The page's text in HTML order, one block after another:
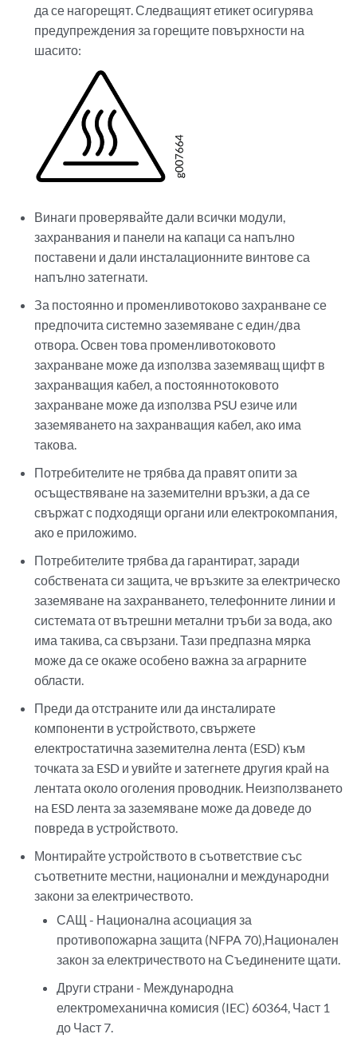
да се нагорещят. Следващият етикет осигурява
предупреждения за горещите повърхности на
шасито:
Винаги проверявайте дали всички модули,
захранвания и панели на капаци са напълно
поставени и дали инсталационните винтове са
напълно затегнати.
За постоянно и променливотоково захранване се
предпочита системно заземяване с един/два
отвора. Освен това променливотоковото
захранване може да използва заземяващ щифт в
захранващия кабел, а постояннотоковото
захранване може да използва PSU езиче или
заземяването на захранващия кабел, ако има
такова.
Потребителите не трябва да правят опити за
осъществяване на заземителни връзки, а да се
свържат с подходящи органи или електрокомпания,
ако е приложимо.
Потребителите трябва да гарантират, заради
собствената си защита, че връзките за електрическо
заземяване на захранването, телефонните линии и
системата от вътрешни метални тръби за вода, ако
има такива, са свързани. Тази предпазна мярка
може да се окаже особено важна за аграрните
области.
Преди да отстраните или да инсталирате
компоненти в устройството, свържете
електростатична заземителна лента (ESD) към
точката за ESD и увийте и затегнете другия край на
лентата около оголения проводник. Неизползването
на ESD лента за заземяване може да доведе до
повреда в устройството.
Монтирайте устройството в съответствие със
съответните местни, национални и международни
закони за електричеството.
САЩ - Национална асоциация за
противопожарна защита (NFPA 70),Национален
закон за електричеството на Съединените щати.
Други страни - Международна
електромеханична комисия (IEC) 60364, Част 1
до Част 7.